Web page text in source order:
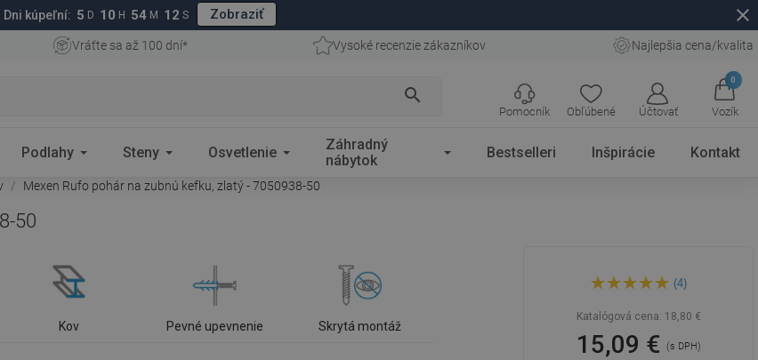
Dni kúpeľní: 5 D 10 H 54 M 11 S Zobraziť close
Vráťte sa až 100 dní* Vysoké recenzie zákazníkov Najlepšia cena/kvalita
search
Obľúbené Účtovať
0
Vozík
Pomocník
Podlahy Steny Osvetlenie
Záhradný
nábytok
Bestselleri Inšpirácie Kontakt
Mexen Rufo pohár na zubnú kefku, zlatý - 7050938-50
50
Kov Pevné upevnenie Skrytá montáž
Mexen Rufo pohár na zubnú
kefku, zlatý - 7050938-50
(4)
Katalógová cena: 18,80 €
15,09 € (s DPH)